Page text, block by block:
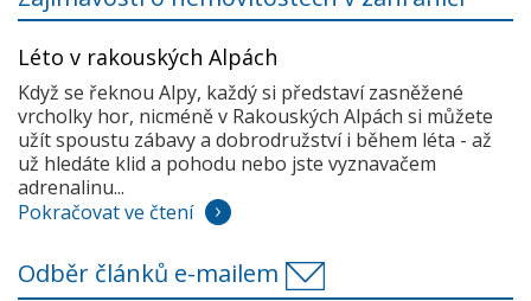
Léto v rakouských Alpách
Když se řeknou Alpy, každý si představí zasněžené
vrcholky hor, nicméně v Rakouských Alpách si můžete
užít spoustu zábavy a dobrodružství i během léta - až
už hledáte klid a pohodu nebo jste vyznavačem
adrenalinu...
Pokračovat ve čtení
Odběr článků e-mailem